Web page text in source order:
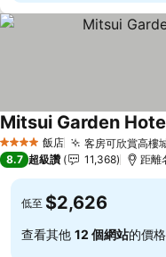
4 星級 飯店 客房可欣賞高樓
Mitsui Garden
8.7 超級讚 11,368 距離
低至 $2,626
查看其他 12 個網站的價格